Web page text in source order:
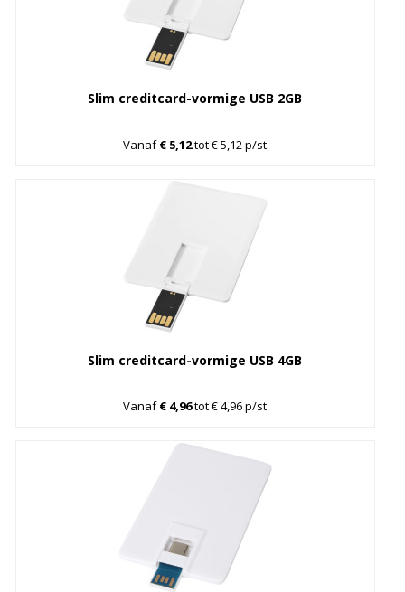
Slim creditcard-vormige USB 2GB
Vanaf€ 5,12tot € 5,12 p/st
Slim creditcard-vormige USB 4GB
Vanaf€ 4,96tot € 4,96 p/st